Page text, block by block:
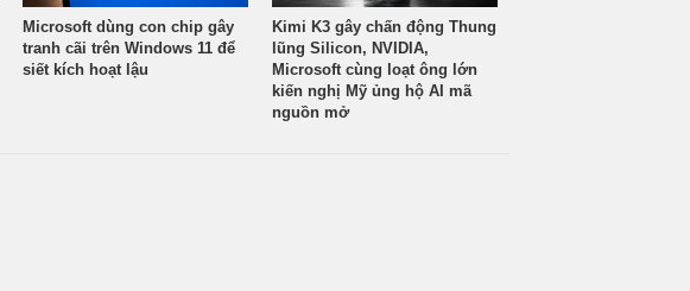
Microsoft dùng con chip gây
tranh cãi trên Windows 11 để
siết kích hoạt lậu
Kimi K3 gây chấn động Thung
lũng Silicon, NVIDIA,
Microsoft cùng loạt ông lớn
kiến nghị Mỹ ủng hộ AI mã
nguồn mở